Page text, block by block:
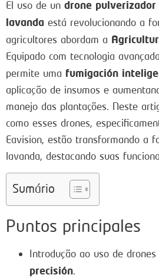
El uso de un drone
lavanda está revolucionando a
agricultores abordam a
Equipado com tecnologia
permite uma fumigación
aplicação de insumos e
manejo das plantações. Neste
como esses drones,
Eavision, estão transformando a
lavanda, destacando suas
Sumário
Puntos principales
Introdução ao uso de drones
precisión.